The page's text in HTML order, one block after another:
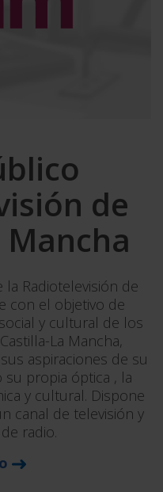
de
Radiotelevisión de
con el objetivo de
y cultural de los
La Mancha,
aspiraciones de su
propia óptica , la
y cultural. Dispone
canal de televisión y
radio.